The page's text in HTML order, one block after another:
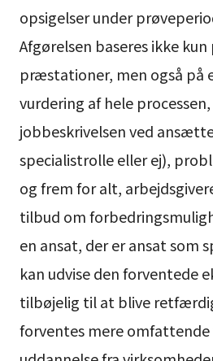
opsigelser under
Afgørelsen baseres ikke
præstationer, men også på
vurdering af hele
jobbeskrivelsen ved
specialistrolle eller ej),
og frem for alt,
tilbud om
en ansat, der er ansat som
kan udvise den forventede
tilbøjelig til at blive
forventes mere omfattende